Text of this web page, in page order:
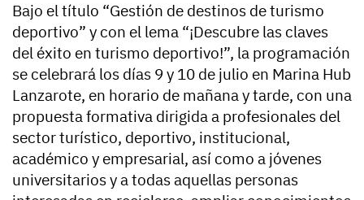
Bajo el título “Gestión de destinos de turismo
deportivo” y con el lema “¡Descubre las claves
del éxito en turismo deportivo!”, la programación
se celebrará los días 9 y 10 de julio en Marina Hub
Lanzarote, en horario de mañana y tarde, con una
propuesta formativa dirigida a profesionales del
sector turístico, deportivo, institucional,
académico y empresarial, así como a jóvenes
universitarios y a todas aquellas personas